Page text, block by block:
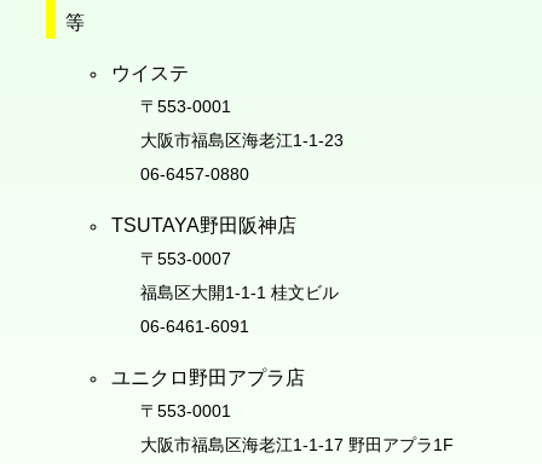
等
ウイステ
〒553-0001
大阪市福島区海老江1-1-23
06-6457-0880
TSUTAYA野田阪神店
〒553-0007
福島区大開1-1-1 桂文ビル
06-6461-6091
ユニクロ野田アプラ店
〒553-0001
大阪市福島区海老江1-1-17 野田アプラ1F